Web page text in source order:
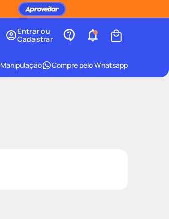
Entrar ou
Cadastrar
Manipulação Compre pelo Whatsapp